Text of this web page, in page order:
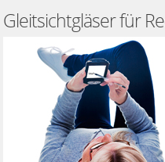
Gleitsichtgläser für